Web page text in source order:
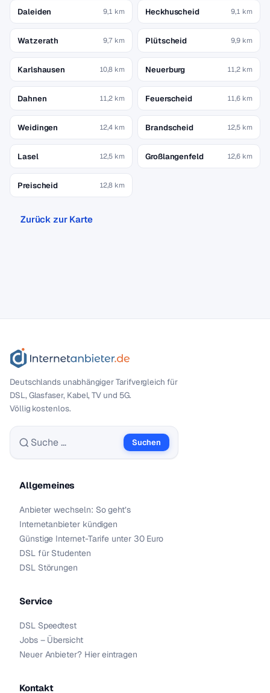
Daleiden 9,1 km Heckhuscheid 9,1 km
Watzerath 9,7 km Plütscheid 9,9 km
Karlshausen 10,8 km Neuerburg 11,2 km
Dahnen 11,2 km Feuerscheid 11,6 km
Weidingen 12,4 km Brandscheid 12,5 km
Lasel 12,5 km Großlangenfeld 12,6 km
Preischeid 12,8 km
Zurück zur Karte
Deutschlands unabhängiger Tarif­vergleich für
DSL, Glasfaser, Kabel, TV und 5G.
Völlig kostenlos.
Suche nach:
Suchen
Allgemeines
Anbieter wechseln: So geht’s
Internetanbieter kündigen
Günstige Internet-Tarife unter 30 Euro
DSL für Studenten
DSL Störungen
Service
DSL Speedtest
Jobs – Übersicht
Neuer Anbieter? Hier eintragen
Kontakt